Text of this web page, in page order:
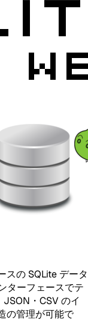
の SQLite データ
ターフェースでテ
・CSV のイ
の管理が可能で